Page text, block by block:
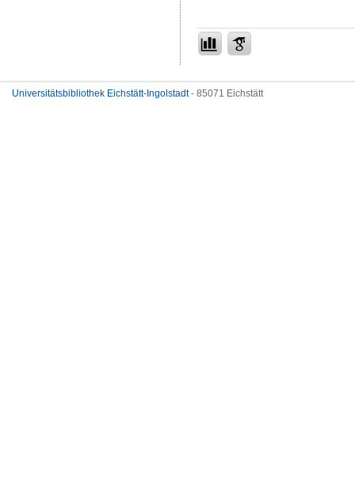
Universitätsbibliothek Eichstätt-Ingolstadt- 85071 Eichstätt